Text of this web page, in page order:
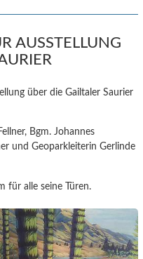
AUSSTELLUNG
über die Gailtaler Saurier
Bgm. Johannes
und Geoparkleiterin Gerlinde
für alle seine Türen.